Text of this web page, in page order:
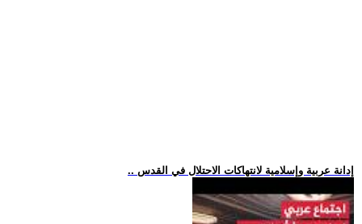
.. إدانة عربية وإسلامية لانتهاكات الاحتلال في القدس